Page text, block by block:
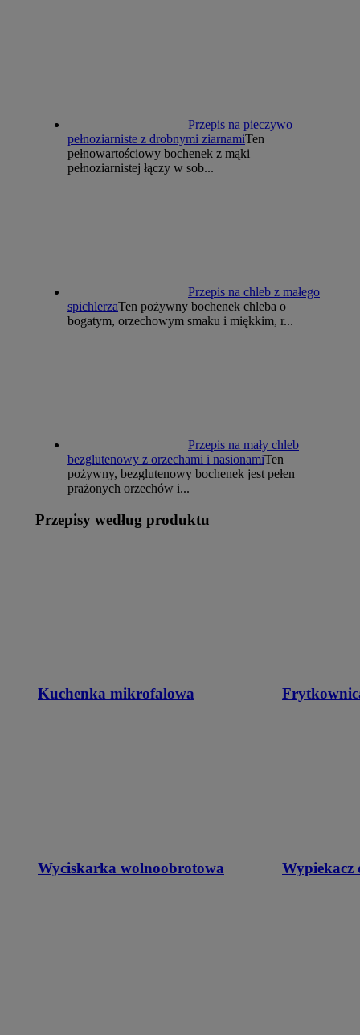
Przepis na pieczywo
pełnoziarniste z drobnymi ziarnamiTen
pełnowartościowy bochenek z mąki
pełnoziarnistej łączy w sob...
Przepis na chleb z małego
spichlerzaTen pożywny bochenek chleba o
bogatym, orzechowym smaku i miękkim, r...
Przepis na mały chleb
bezglutenowy z orzechami i nasionamiTen
pożywny, bezglutenowy bochenek jest pełen
prażonych orzechów i...
Przepisy według produktu
Kuchenka mikrofalowa
Wyciskarka wolnoobrotowa Wypiekacz